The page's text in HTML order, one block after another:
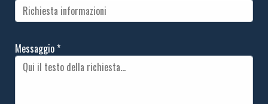
Messaggio*